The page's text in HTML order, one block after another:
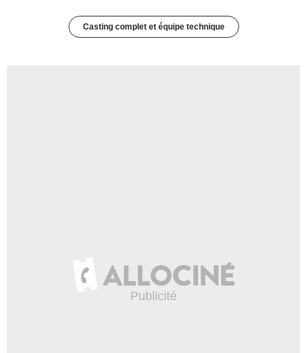
Casting complet et équipe technique